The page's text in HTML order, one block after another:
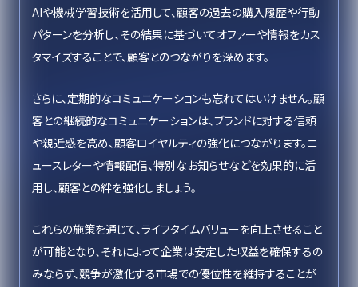
AIや機械学習技術を活用して、顧客の過去の購入履歴や行動
パターンを分析し、その結果に基づいてオファーや情報をカス
タマイズすることで、顧客とのつながりを深めます。
さらに、定期的なコミュニケーションも忘れてはいけません。顧
客との継続的なコミュニケーションは、ブランドに対する信頼
や親近感を高め、顧客ロイヤルティの強化につながります。ニ
ュースレターや情報配信、特別なお知らせなどを効果的に活
用し、顧客との絆を強化しましょう。
これらの施策を通じて、ライフタイムバリューを向上させること
が可能となり、それによって企業は安定した収益を確保するの
みならず、競争が激化する市場での優位性を維持することが